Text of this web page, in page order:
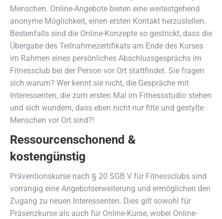
Menschen. Online-Angebote bieten eine weitestgehend
anonyme Möglichkeit, einen ersten Kontakt herzustellen.
Bestenfalls sind die Online-Konzepte so gestrickt, dass die
Übergabe des Teilnahmezertifikats am Ende des Kurses
im Rahmen eines persönliches Abschlussgesprächs im
Fitnessclub bei der Person vor Ort stattfindet. Sie fragen
sich warum? Wer kennt sie nicht, die Gespräche mit
Interessenten, die zum ersten Mal im Fitnessstudio stehen
und sich wundern, dass eben nicht nur fitte und gestylte
Menschen vor Ort sind?!
Ressourcenschonend &
kostengünstig
Präventionskurse nach § 20 SGB V für Fitnessclubs sind
vorrangig eine Angebotserweiterung und ermöglichen den
Zugang zu neuen Interessenten. Dies gilt sowohl für
Präsenzkurse als auch für Online-Kurse, wobei Online-